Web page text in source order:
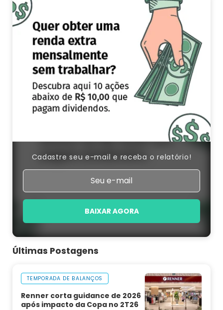
Cadastre seu e-mail e receba o relatório!
BAIXAR AGORA
Últimas Postagens
TEMPORADA DE BALANÇOS
Renner corta guidance de 2026
após impacto da Copa no 2T26